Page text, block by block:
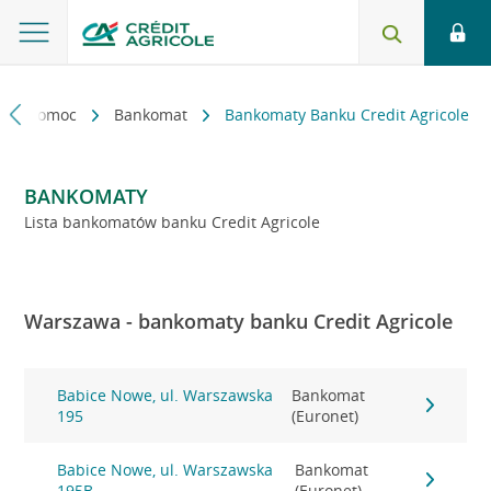
i pomoc Bankomat Bankomaty Banku Credit Agricole
BANKOMATY
Lista bankomatów banku Credit Agricole
Warszawa - bankomaty banku Credit Agricole
Babice Nowe, ul. Warszawska
195
Bankomat
(Euronet)
Babice Nowe, ul. Warszawska
Bankomat